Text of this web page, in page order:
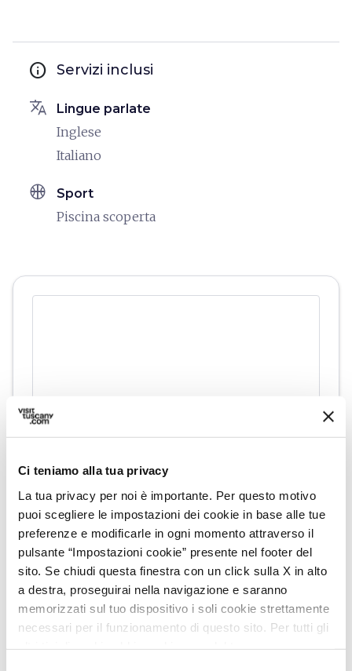
Ci teniamo alla tua privacy
La tua privacy per noi è importante. Per questo motivo
puoi scegliere le impostazioni dei cookie in base alle tue
preferenze e modificarle in ogni momento attraverso il
pulsante “Impostazioni cookie” presente nel footer del
sito. Se chiudi questa finestra con un click sulla X in alto
a destra, proseguirai nella navigazione e saranno
memorizzati sul tuo dispositivo i soli cookie strettamente
necessari per il funzionamento di questo sito. Per tutti gli
info Servizi inclusi
translate Lingue parlate
Inglese
Italiano
sports_basketball Sport
Piscina scoperta
Informazioni
home Dove
Podere Aiole 52023 Castiglione d'Orcia,
Castiglione d'Orcia, 52023, SI
email Email